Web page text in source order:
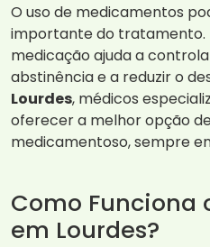
O uso de medicamentos
importante do tratamento.
medicação ajuda a
abstinência e a reduzir o
Lourdes, médicos
oferecer a melhor opção
medicamentoso, sempre
Como Funciona
em Lourdes?